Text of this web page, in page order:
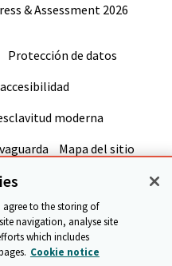
& Assessment 2026
Protección de datos
moderna
Mapa del sitio
agree to the storing of
navigation, analyse site
which includes
Cookie notice